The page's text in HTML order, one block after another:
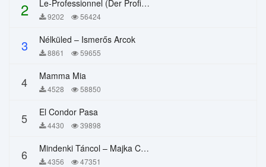
2 Le-Professionnel (Der Profi) – Chi Mai
9202 56424
3 Nélküled – Ismerős Arcok
8861 59655
4 Mamma Mia
4528 58850
5 El Condor Pasa
4430 39898
6 Mindenki Táncol – Majka Curtis, Péter Majoros
4356 47351